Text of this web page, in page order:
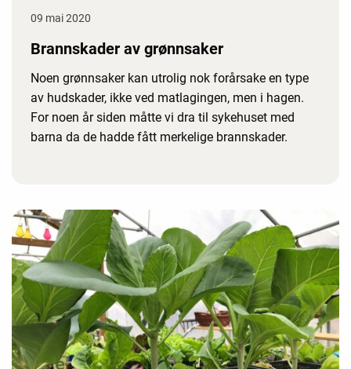
09 mai 2020
Brannskader av grønnsaker
Noen grønnsaker kan utrolig nok forårsake en type
av hudskader, ikke ved matlagingen, men i hagen.
For noen år siden måtte vi dra til sykehuset med
barna da de hadde fått merkelige brannskader.